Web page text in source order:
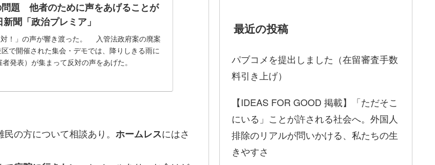
題 他者のために声をあげることが
聞「政治プレミア」
！」の声が響き渡った。 入管法政府案の廃案
で開催された集会・デモでは、降りしきる雨に
発表）が集まって反対の声をあげた。
の方について相談あり。 ホームレスにはさ
最近の投稿
パブコメを提出しました（在留審査手数
料引き上げ）
【IDEAS FOR GOOD 掲載】「ただそこ
にいる」ことが許される社会へ。外国人
排除のリアルが問いかける、私たちの生
きやすさ